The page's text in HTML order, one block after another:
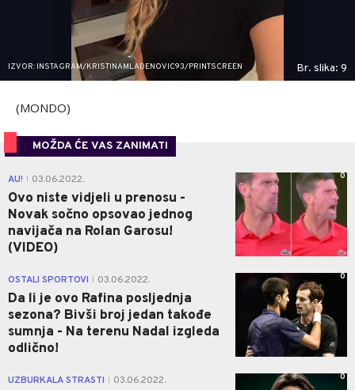
IZVOR: INSTAGRAM/KRISTINAMLADENOVIC93/PRINTSCREEN Br. slika: 9
(MONDO)
MOŽDA ĆE VAS ZANIMATI
AU! 03.06.2022.
Ovo niste vidjeli u prenosu -
Novak sočno opsovao jednog
navijača na Rolan Garosu!
(VIDEO)
0
OSTALI SPORTOVI 03.06.2022.
Da li je ovo Rafina posljednja
sezona? Bivši broj jedan takođe
sumnja - Na terenu Nadal izgleda
odlično!
0
UZBURKALA STRASTI 03.06.2022. 0